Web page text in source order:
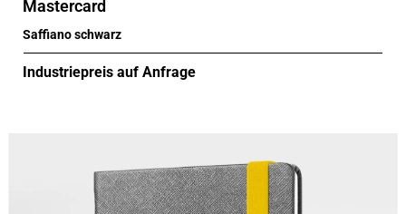
Mastercard
Saffiano schwarz
Industriepreis auf Anfrage